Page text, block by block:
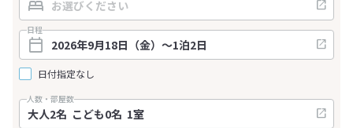
日程
日付指定なし
人数・部屋数